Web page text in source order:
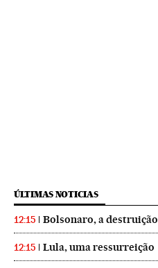
ÚLTIMAS NOTICIAS
12:15 Bolsonaro, a
12:15 Lula, uma ressurreição